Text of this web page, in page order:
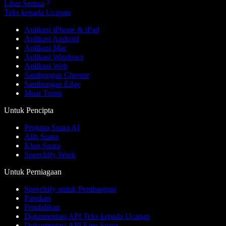
Lihat Semua
Teks kepada Ucapan
Aplikasi iPhone & iPad
Aplikasi Android
Aplikasi Mac
Aplikasi Windows
Aplikasi Web
Sambungan Chrome
Sambungan Edge
Muat Turun
Untuk Pencipta
Penjana Suara AI
Alih Suara
Klon Suara
Speechify Work
Untuk Perniagaan
Speechify untuk Pembangun
Pasukan
Pendidikan
Dokumentasi API Teks kepada Ucapan